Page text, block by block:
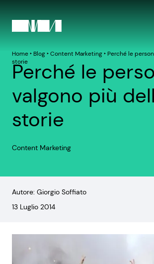
Home‣ Blog‣Content Marketing‣ Perché le
storie
Perché le
valgono più
storie
Content Marketing
Autore: Giorgio Soffiato
13 Luglio 2014